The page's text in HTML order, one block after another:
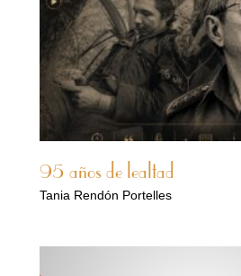
95 años de lealtad
Tania Rendón Portelles